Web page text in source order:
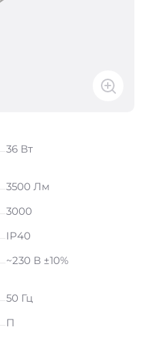
36 Вт
3500 Лм
3000
IP40
~230 В ±10%
50 Гц
П